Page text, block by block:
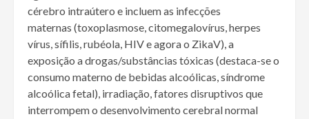
cérebro intraútero e incluem as infecções
maternas (toxoplasmose, citomegalovírus, herpes
vírus, sífilis, rubéola, HIV e agora o ZikaV), a
exposição a drogas/substâncias tóxicas (destaca-se o
consumo materno de bebidas alcoólicas, síndrome
alcoólica fetal), irradiação, fatores disruptivos que
interrompem o desenvolvimento cerebral normal